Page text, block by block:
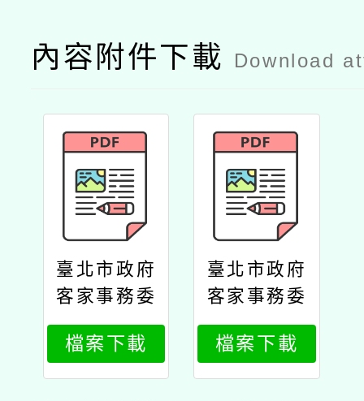
內容附件下載 Download
臺北市政府
客家事務委
員會辦理
「114年度
臺北市客語
檔案下載
臺北市政府
客家事務委
員會辦理
「114年度
臺北市客語
檔案下載